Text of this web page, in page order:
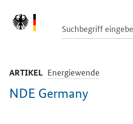
ARTIKEL -
Energiewende
NDE Germany